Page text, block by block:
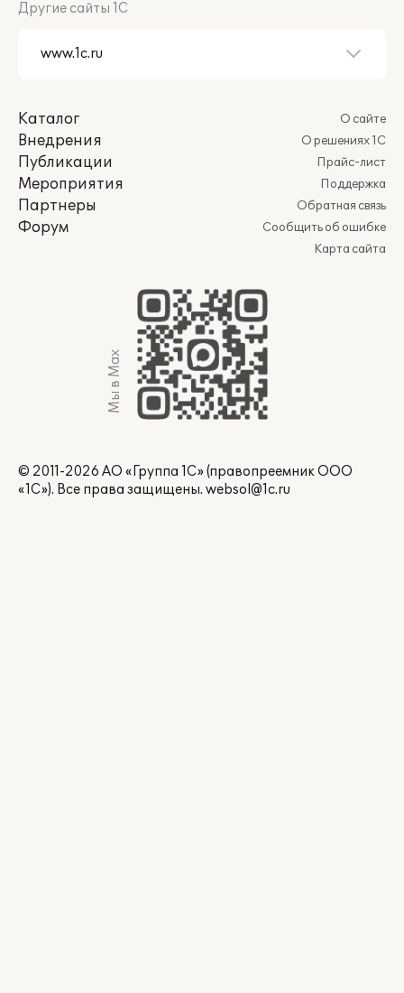
Другие сайты 1С
Каталог
Внедрения
Публикации
Мероприятия
Партнеры
Форум
О сайте
О решениях 1С
Прайс-лист
Поддержка
Обратная связь
Сообщить об ошибке
Карта сайта
Мы в Max
© 2011-2026 АО «Группа 1С» (правопреемник ООО
«1С»). Все права защищены. websol@1c.ru